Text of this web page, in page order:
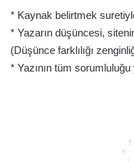
* Kaynak belirtmek
* Yazarın düşüncesi,
(Düşünce farklılığı
* Yazının tüm sorumluluğu